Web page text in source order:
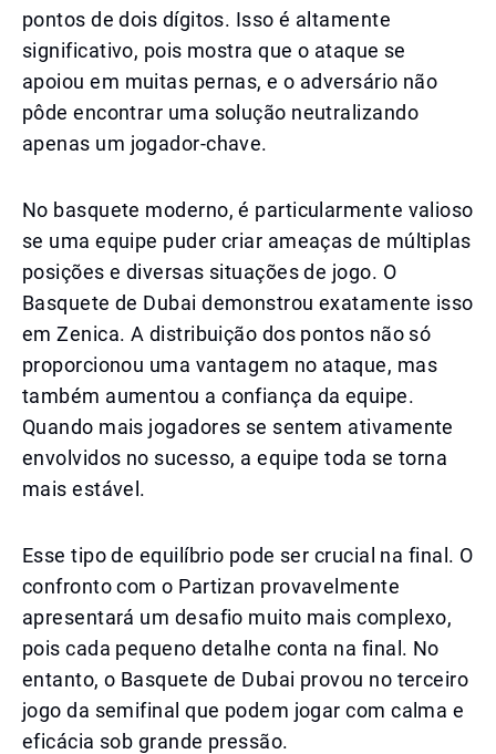
pontos de dois dígitos. Isso é altamente
significativo, pois mostra que o ataque se
apoiou em muitas pernas, e o adversário não
pôde encontrar uma solução neutralizando
apenas um jogador-chave.
No basquete moderno, é particularmente valioso
se uma equipe puder criar ameaças de múltiplas
posições e diversas situações de jogo. O
Basquete de Dubai demonstrou exatamente isso
em Zenica. A distribuição dos pontos não só
proporcionou uma vantagem no ataque, mas
também aumentou a confiança da equipe.
Quando mais jogadores se sentem ativamente
envolvidos no sucesso, a equipe toda se torna
mais estável.
Esse tipo de equilíbrio pode ser crucial na final. O
confronto com o Partizan provavelmente
apresentará um desafio muito mais complexo,
pois cada pequeno detalhe conta na final. No
entanto, o Basquete de Dubai provou no terceiro
jogo da semifinal que podem jogar com calma e
eficácia sob grande pressão.